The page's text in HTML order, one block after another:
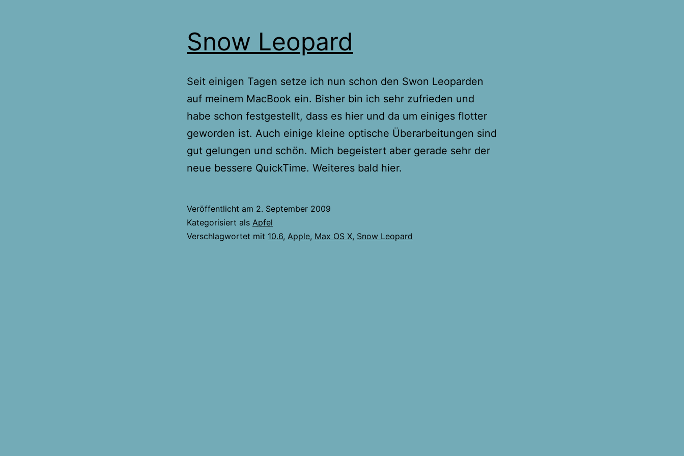
Snow Leopard
Seit einigen Tagen setze ich nun schon den Swon Leoparden
auf meinem MacBook ein. Bisher bin ich sehr zufrieden und
habe schon festgestellt, dass es hier und da um einiges flotter
geworden ist. Auch einige kleine optische Überarbeitungen sind
gut gelungen und schön. Mich begeistert aber gerade sehr der
neue bessere QuickTime. Weiteres bald hier.
Veröffentlicht am 2. September 2009
Kategorisiert als Apfel
Verschlagwortet mit 10.6, Apple, Max OS X, Snow Leopard